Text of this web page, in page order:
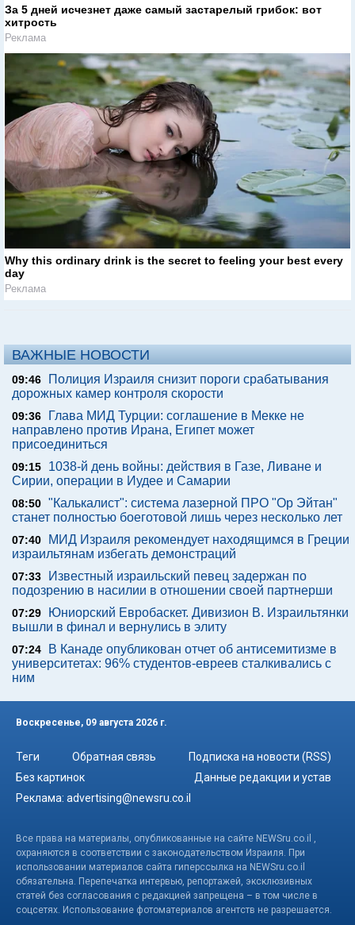
За 5 дней исчезнет даже самый застарелый грибок: вот
хитрость
Реклама
Why this ordinary drink is the secret to feeling your best every
day
Реклама
ВАЖНЫЕ НОВОСТИ
09:46
Полиция Израиля снизит пороги срабатывания
дорожных камер контроля скорости
09:36
Глава МИД Турции: соглашение в Мекке не
направлено против Ирана, Египет может
присоединиться
09:15
1038-й день войны: действия в Газе, Ливане и
Сирии, операции в Иудее и Самарии
08:50 "Калькалист": система лазерной ПРО "Ор Эйтан"
станет полностью боеготовой лишь через несколько лет
07:40
МИД Израиля рекомендует находящимся в Греции
израильтянам избегать демонстраций
07:33
Известный израильский певец задержан по
подозрению в насилии в отношении своей партнерши
07:29
Юниорский Евробаскет. Дивизион В. Израильтянки
вышли в финал и вернулись в элиту
07:24
В Канаде опубликован отчет об антисемитизме в
университетах: 96% студентов-евреев сталкивались с
ним
Воскресенье, 09 августа 2026 г.
Теги Обратная связь
Подписка на новости (RSS)
Без картинок
Данные редакции и устав
Реклама: advertising@newsru.co.il
Все права на материалы, опубликованные на сайте NEWSru.co.il ,
охраняются в соответствии с законодательством Израиля. При
использовании материалов сайта гиперссылка на NEWSru.co.il
обязательна. Перепечатка интервью, репортажей, эксклюзивных
статей без согласования с редакцией запрещена – в том числе в
соцсетях. Использование фотоматериалов агентств не разрешается.